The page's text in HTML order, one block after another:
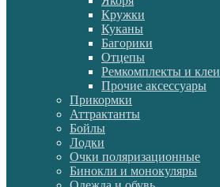
Кружки
Куканы
Багорики
Отцепы
Ремкомплекты и клеи
Прочие аксессуары
Прикормки
Аттрактанты
Бойлы
Лодки
Очки поляризационные
Бинокли и монокуляры